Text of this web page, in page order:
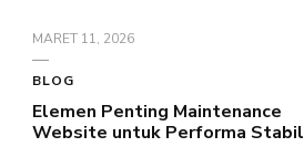
MARET 11, 2026
BLOG
Elemen Penting Maintenance
Website untuk Performa Stabil